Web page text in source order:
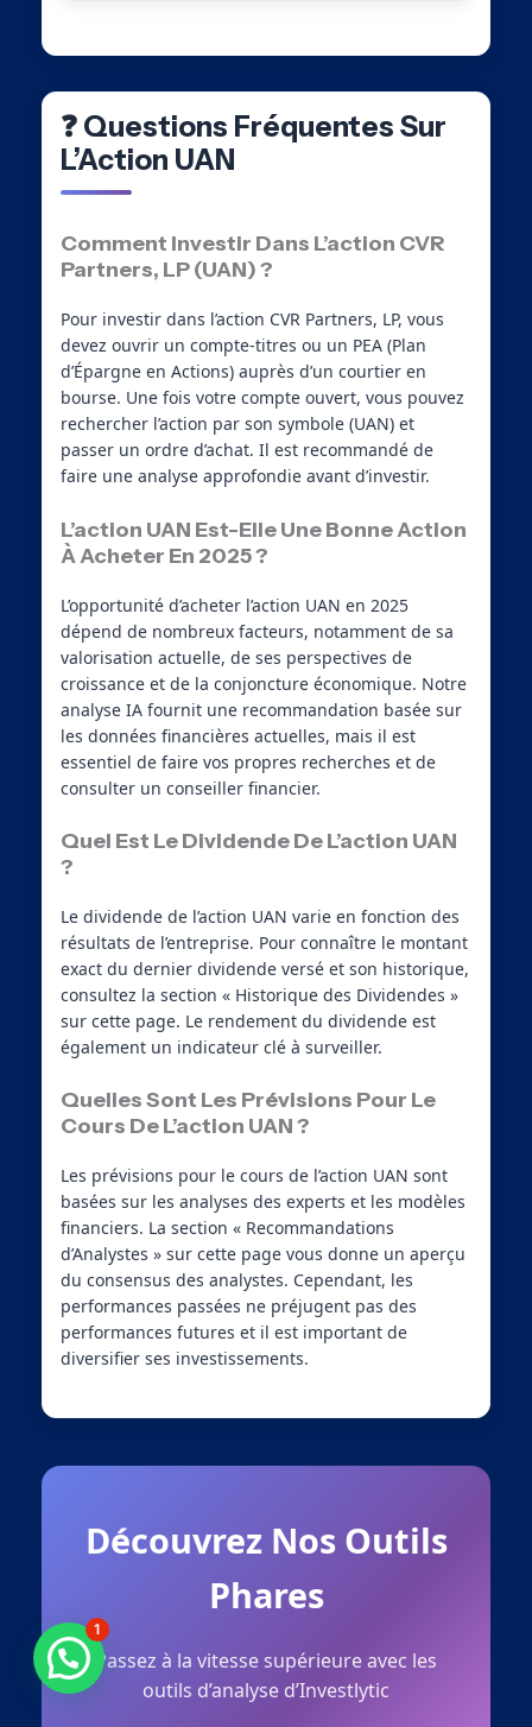
❓ Questions Fréquentes Sur
L’Action UAN
Comment Investir Dans L’action CVR
Partners, LP (UAN) ?
Pour investir dans l’action CVR Partners, LP, vous
devez ouvrir un compte-titres ou un PEA (Plan
d’Épargne en Actions) auprès d’un courtier en
bourse. Une fois votre compte ouvert, vous pouvez
rechercher l’action par son symbole (UAN) et
passer un ordre d’achat. Il est recommandé de
faire une analyse approfondie avant d’investir.
L’action UAN Est-Elle Une Bonne Action
À Acheter En 2025 ?
L’opportunité d’acheter l’action UAN en 2025
dépend de nombreux facteurs, notamment de sa
valorisation actuelle, de ses perspectives de
croissance et de la conjoncture économique. Notre
analyse IA fournit une recommandation basée sur
les données financières actuelles, mais il est
essentiel de faire vos propres recherches et de
consulter un conseiller financier.
Quel Est Le Dividende De L’action UAN
?
Le dividende de l’action UAN varie en fonction des
résultats de l’entreprise. Pour connaître le montant
exact du dernier dividende versé et son historique,
consultez la section « Historique des Dividendes »
sur cette page. Le rendement du dividende est
également un indicateur clé à surveiller.
Quelles Sont Les Prévisions Pour Le
Cours De L’action UAN ?
Les prévisions pour le cours de l’action UAN sont
basées sur les analyses des experts et les modèles
financiers. La section « Recommandations
d’Analystes » sur cette page vous donne un aperçu
du consensus des analystes. Cependant, les
performances passées ne préjugent pas des
performances futures et il est important de
diversifier ses investissements.
Découvrez Nos Outils
Phares
Passez à la vitesse supérieure avec les
outils d’analyse d’Investlytic
Besoin d'aide ?
1